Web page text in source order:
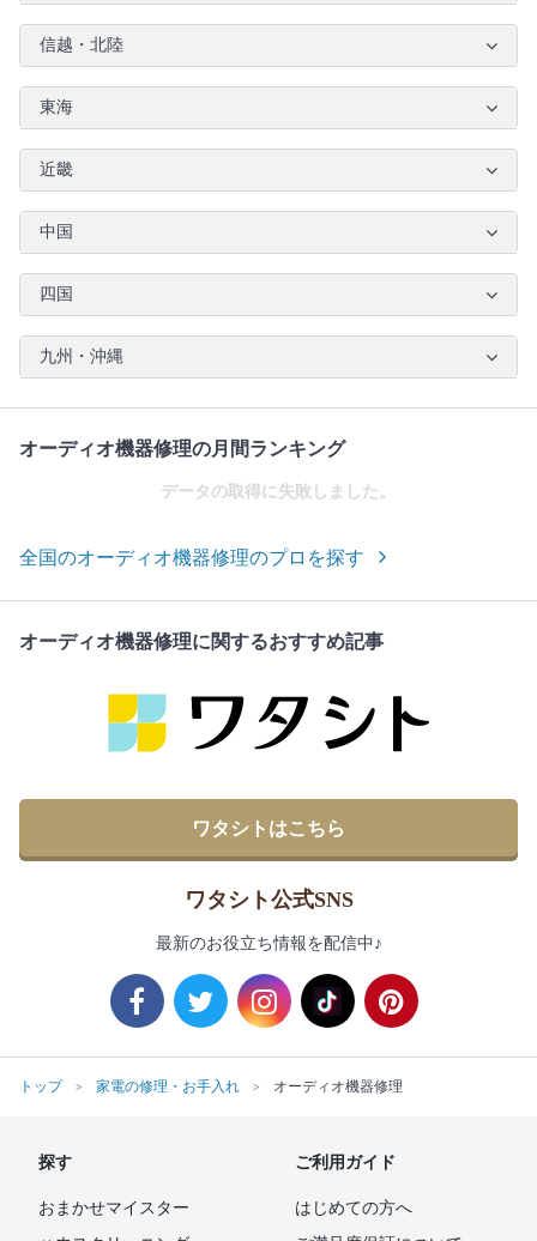
信越・北陸
東海
近畿
中国
四国
九州・沖縄
オーディオ機器修理の月間ランキング
データの取得に失敗しました。
全国のオーディオ機器修理のプロを探す
オーディオ機器修理に関するおすすめ記事
ワタシトはこちら
ワタシト公式SNS
最新のお役立ち情報を配信中♪
トップ 家電の修理・お手入れ オーディオ機器修理
探す
おまかせマイスター
ご利用ガイド
はじめての方へ